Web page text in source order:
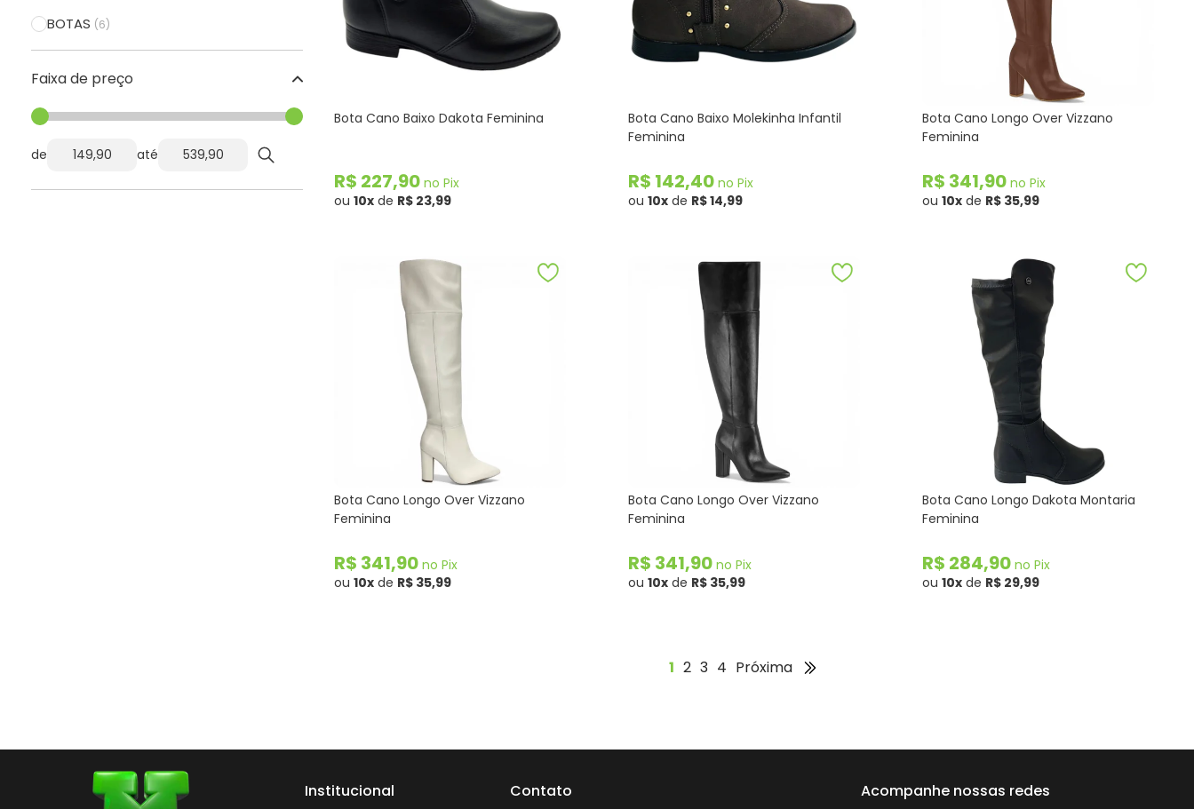
BOTAS (6)
Faixa de preço
de até
Bota Cano Baixo Dakota Feminina
R$ 227,90 no Pix
ou 10xde R$ 23,99
Bota Cano Baixo Molekinha Infantil
Feminina
R$ 142,40 no Pix
ou 10xde R$ 14,99
Bota Cano Longo Over Vizzano
Feminina
R$ 341,90 no Pix
ou 10xde R$ 35,99
Bota Cano Longo Over Vizzano
Feminina
R$ 341,90 no Pix
ou 10xde R$ 35,99
Bota Cano Longo Over Vizzano
Feminina
R$ 341,90 no Pix
ou 10xde R$ 35,99
Bota Cano Longo Dakota Montaria
Feminina
R$ 284,90 no Pix
ou 10xde R$ 29,99
1 2 3 4 Próxima
Institucional Contato Acompanhe nossas redes